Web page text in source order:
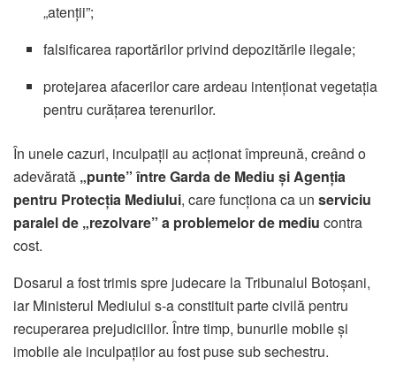
„atenții”;
falsificarea raportărilor privind depozitările ilegale;
protejarea afacerilor care ardeau intenționat vegetația
pentru curățarea terenurilor.
În unele cazuri, inculpații au acționat împreună, creând o
adevărată „punte” între Garda de Mediu și Agenția
pentru Protecția Mediului, care funcționa ca un serviciu
paralel de „rezolvare” a problemelor de mediu contra
cost.
Dosarul a fost trimis spre judecare la Tribunalul Botoșani,
iar Ministerul Mediului s-a constituit parte civilă pentru
recuperarea prejudiciilor. Între timp, bunurile mobile și
imobile ale inculpaților au fost puse sub sechestru.